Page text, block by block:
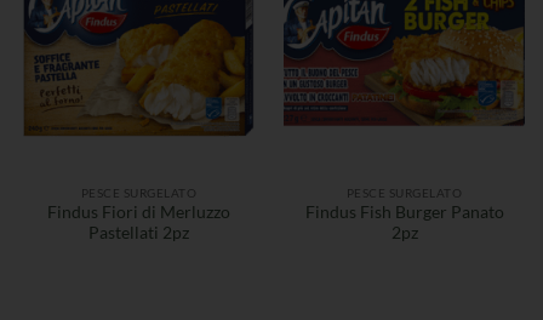
PESCE SURGELATO
Findus Fiori di Merluzzo
Pastellati 2pz
PESCE SURGELATO
Findus Fish Burger Panato
2pz